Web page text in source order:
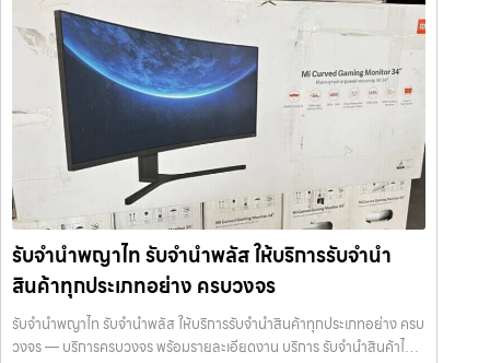
ให้บริการ ที่ รับจำนำพลัส เรามีบริการครอบคลุมหลากหลายประเภทสินค้าที่
ลูกค้าต้องการจำนำ ดังนี้: รับจำนำ โทรศัพท์มือถือ / สมาร์ตโฟน (iPhone,
Samsung, Huawei, Oppo ฯลฯ) รับจำนำ โน้ตบุ๊ก / คอมพิวเตอร์ /
แล็ปท็อป รับจำนำ แท็บเล็ต / iPad รับจำนำ เครื่องใช้ไฟฟ้าเล็ก / เครื่องใช้
ไฟฟ้าภายในบ้าน รับจำนำ กล้องถ่ายรูป / กล้องดิจิตอล / อุปกรณ์ถ่ายภาพ
รับจำนำ ของสะสม / ของมีค่าอื่น ๆ บริการแต่ละประเภท ประเมินราคาตาม
สภาพสินค้า รุ่น ยี่ห้อ อายุการใช้งาน เราให้ราคาสูง พร้อมจ่ายเงินสดทันใจ
ความปลอดภัย และการดูแล ระบบกล้องวงจรปิด CCTV ทุกมุม ห้องนิรภัย
/ ตู้นิรภัย พนักงานผ่านการฝึกอบรม ประกันความเสียหาย / ความสูญหาย
บันทึกข้อมูลลูกค้าเป็นความลับ คำแนะนำสำหรับผู้ใช้บริการ เก็บสลิป /
เอกสารสัญญาอย่างดี อย่าเสียบแบตเตอรี่นานนับเดือน ไถ่ถอนก่อนหมด
กำหนด ติดต่อเราได้ทันทีหากมีปัญหา ลิงก์ที่เกี่ยวข้อง รับจำนำจุฬาลงกรณ์
มหาวิทยาลัย รับจำนำจุฬาลงกรณ์มหาวิทยาลัย
ทันใจ ของมีค่าปลอดภัย ให้ราคาสูง พร้อมบริการถึงที่ รับจำนำราชเทวี รับ
จำนำพลัส เงินด่วนทันใจ ของมีค่าปลอดภัย ให้ราคาสูง พร้อมบริการถึงที่
จำนำพลัส JumnumPlus.com บริการรับจำนำที่เชื่อถือได้ในกรุงเทพฯ
โทรศัพท์ มือถือ โน้ตบุ๊ก เครื่องใช้ไฟฟ้า และสินทรัพย์มีค่าอื่น ๆ ทำไมเลือก
รับจำนำพลัส (JumnumPlus) เมื่อคุณต้องการเงินด่วน เราที่ รับจำนำ
พลัส ให้บริการรับจำนำสินค้าทุกประเภทอย่างครบวงจร — ไม่ว่าจะเป็น
โทรศัพท์มือถือ โน้ตบุ๊ก เครื่องใช้ไฟฟ้า หรือ สินทรัพย์มีค่าอื่น ๆ — พร้อม
ประเมินราคาอย่างเป็นธรรม ให้ราคาสูง และจ่ายเงินสดรวดเร็วภายในไม่กี่
นาที เรามีมาตรฐานการให้บริการที่ โปร่งใส ปลอดภัย เชื่อถือได้ การดูแล
สินค้าทุกชิ้นอย่างดี ภายในสถานที่ที่มีระบบรักษาความปลอดภัยครบครัน
ทีมงานเชี่ยวชาญ พร้อมให้คำปรึกษาอย่างมืออาชีพ คุณได้รับเงินจริงทันที
ไม่ต้องรอนาน การบริการของเราออกแบบมาเพื่อตอบโจทย์ลูกค้าที่ต้องการ
เงินด่วนโดยไม่ต้องขายสินทรัพย์ เราเข้าใจความรู้สึกของลูกค้า เรารักษา
ความลับ และพยายามให้บริการด้วยความอ่อนโยน สุจริต และไว้วางใจได้
พื้นที่บริการของ รับจำนำพลัส เพื่อให้ครอบคลุมกลุ่มลูกค้าในหลายเขต
รับจำนำพญาไท รับจำนำพลัส ให้บริการรับจำนำ
สินค้าทุกประเภทอย่าง ครบวงจร
รับจำนำพญาไท รับจำนำพลัส ให้บริการรับจำนำสินค้าทุกประเภทอย่าง ครบ
วงจร — บริการครบวงจร พร้อมรายละเอียดงาน บริการ รับจำนำสินค้าไอที